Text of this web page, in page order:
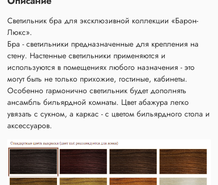
Светильник бра для эксклюзивной коллекции «Барон-
Люкс».
Бра - светильники предназначенные для крепления на
стену. Настенные светильники применяются и
используются в помещениях любого назначения - это
могут быть не только прихожие, гостиные, кабинеты.
Особенно гармонично светильник будет дополнять
ансамбль бильярдной комнаты. Цвет абажура легко
увязать с сукном, а каркас - с цветом бильярдного стола и
аксессуаров.